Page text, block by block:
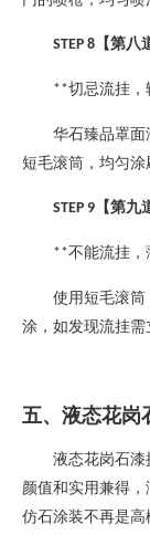
STEP 8 【第
**切忌流挂，
华石臻品罩面
短毛滚筒，均匀
STEP 9 【第九
**不能流挂，
使用短毛滚
涂，如发现流挂需
五、液态花岗
液态花岗石漆
颜值和实用兼得，
仿石涂装不再是